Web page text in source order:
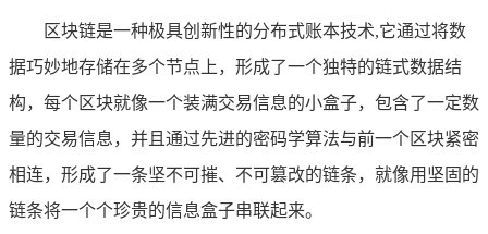
区块链是一种极具创新性的分布式账本技术,它通过将数
据巧妙地存储在多个节点上，形成了一个独特的链式数据结
构，每个区块就像一个装满交易信息的小盒子，包含了一定数
量的交易信息，并且通过先进的密码学算法与前一个区块紧密
相连，形成了一条坚不可摧、不可篡改的链条，就像用坚固的
链条将一个个珍贵的信息盒子串联起来。